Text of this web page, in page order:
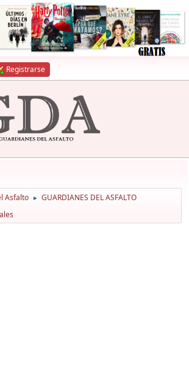
Registrarse
Asfalto ► GUARDIANES DEL ASFALTO